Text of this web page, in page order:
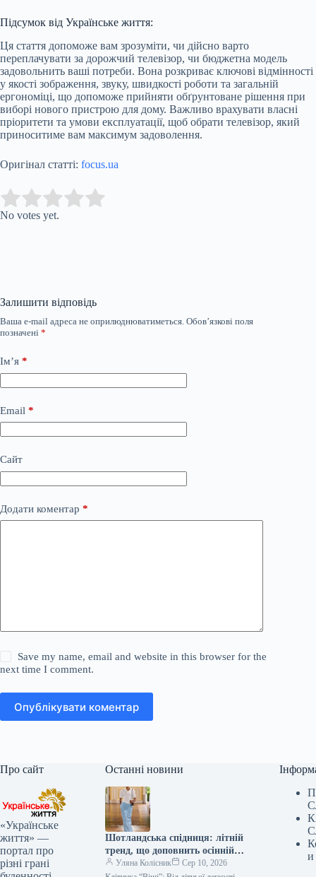
Підсумок від Українське життя:
Ця стаття допоможе вам зрозуміти, чи дійсно варто
переплачувати за дорожчий телевізор, чи бюджетна модель
задовольнить ваші потреби. Вона розкриває ключові відмінності
у якості зображення, звуку, швидкості роботи та загальній
ергономіці, що допоможе прийняти обґрунтоване рішення при
виборі нового пристрою для дому. Важливо врахувати власні
пріоритети та умови експлуатації, щоб обрати телевізор, який
приноситиме вам максимум задоволення.
Оригінал статті: focus.ua
Rate this item:
No votes yet.
Залишити відповідь
Ваша e-mail адреса не оприлюднюватиметься. Обов’язкові поля
позначені *
Ім’я *
Email *
Сайт
Додати коментар *
Save my name, email and website in this browser for the
next time I comment.
Опублікувати коментар
Про сайт
«Українське
життя» —
портал про
різні грані
Останні новини
Шотландська спідниця: літній
тренд, що доповнить осінній
гардероб
Уляна Колісник
Сер 10, 2026
и